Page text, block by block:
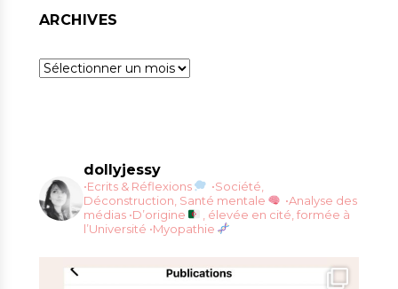
ARCHIVES
Archives
dollyjessy
•Ecrits & Réflexions
•Société,
Déconstruction, Santé mentale
•Analyse des
médias •D’origine
, élevée en cité, formée à
l’Université •Myopathie